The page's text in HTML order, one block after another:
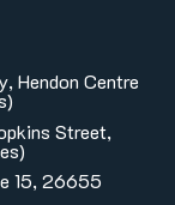
Hendon Centre
Street,
15, 26655